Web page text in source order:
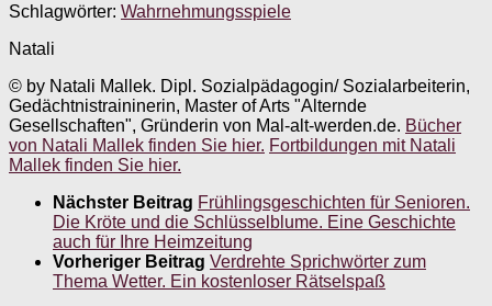
Schlagwörter: Wahrnehmungsspiele
Natali
© by Natali Mallek. Dipl. Sozialpädagogin/ Sozialarbeiterin,
Gedächtnistraininerin, Master of Arts "Alternde
Gesellschaften", Gründerin von Mal-alt-werden.de. Bücher
von Natali Mallek finden Sie hier. Fortbildungen mit Natali
Mallek finden Sie hier.
Nächster Beitrag Frühlingsgeschichten für Senioren.
Die Kröte und die Schlüsselblume. Eine Geschichte
auch für Ihre Heimzeitung
Vorheriger Beitrag Verdrehte Sprichwörter zum
Thema Wetter. Ein kostenloser Rätselspaß